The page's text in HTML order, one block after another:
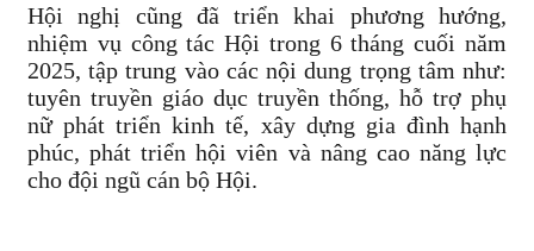
Hội nghị cũng đã triển khai phương hướng,
nhiệm vụ công tác Hội trong 6 tháng cuối năm
2025, tập trung vào các nội dung trọng tâm như:
tuyên truyền giáo dục truyền thống, hỗ trợ phụ
nữ phát triển kinh tế, xây dựng gia đình hạnh
phúc, phát triển hội viên và nâng cao năng lực
cho đội ngũ cán bộ Hội.